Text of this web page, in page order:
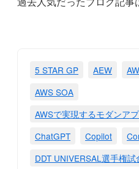
5 STAR GP AEW
AWS SOA
AWSで実現するモダンア
ChatGPT
Copilot
DDT UNIVERSAL選手権試